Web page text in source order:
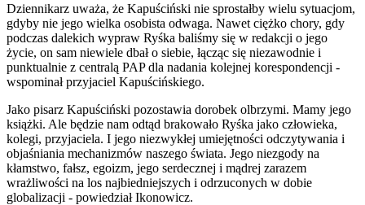
Dziennikarz uważa, że Kapuściński nie sprostałby wielu sytuacjom,
gdyby nie jego wielka osobista odwaga. Nawet ciężko chory, gdy
podczas dalekich wypraw Ryśka baliśmy się w redakcji o jego
życie, on sam niewiele dbał o siebie, łącząc się niezawodnie i
punktualnie z centralą PAP dla nadania kolejnej korespondencji -
wspominał przyjaciel Kapuścińskiego.
Jako pisarz Kapuściński pozostawia dorobek olbrzymi. Mamy jego
książki. Ale będzie nam odtąd brakowało Ryśka jako człowieka,
kolegi, przyjaciela. I jego niezwykłej umiejętności odczytywania i
objaśniania mechanizmów naszego świata. Jego niezgody na
kłamstwo, fałsz, egoizm, jego serdecznej i mądrej zarazem
wrażliwości na los najbiedniejszych i odrzuconych w dobie
globalizacji - powiedział Ikonowicz.